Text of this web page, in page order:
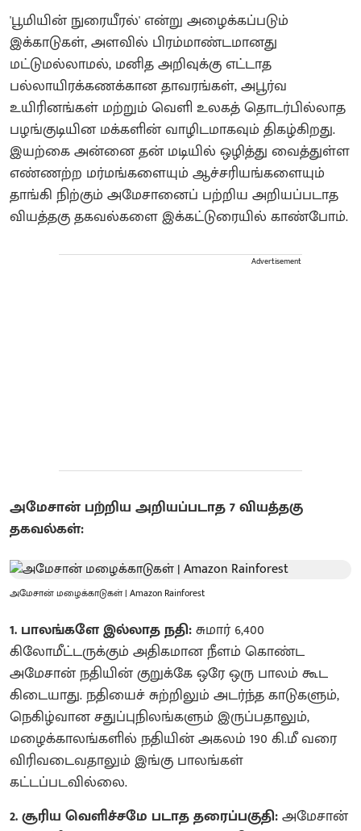
'பூமியின் நுரையீரல்' என்று அழைக்கப்படும்
இக்காடுகள், அளவில் பிரம்மாண்டமானது
மட்டுமல்லாமல், மனித அறிவுக்கு எட்டாத
பல்லாயிரக்கணக்கான தாவரங்கள், அபூர்வ
உயிரினங்கள் மற்றும் வெளி உலகத் தொடர்பில்லாத
பழங்குடியின மக்களின் வாழிடமாகவும் திகழ்கிறது.
இயற்கை அன்னை தன் மடியில் ஒழித்து வைத்துள்ள
எண்ணற்ற மர்மங்களையும் ஆச்சரியங்களையும்
தாங்கி நிற்கும் அமேசானைப் பற்றிய அறியப்படாத
வியத்தகு தகவல்களை இக்கட்டுரையில் காண்போம்.
Advertisement
அமேசான் பற்றிய அறியப்படாத 7 வியத்தகு
தகவல்கள்:
அமேசான் மழைக்காடுகள் | Amazon Rainforest
1. பாலங்களே இல்லாத நதி:சுமார் 6,400
கிலோமீட்டருக்கும் அதிகமான நீளம் கொண்ட
அமேசான் நதியின் குறுக்கே ஒரே ஒரு பாலம் கூட
கிடையாது. நதியைச் சுற்றிலும் அடர்ந்த காடுகளும்,
நெகிழ்வான சதுப்புநிலங்களும் இருப்பதாலும்,
மழைக்காலங்களில் நதியின் அகலம் 190 கி.மீ வரை
விரிவடைவதாலும் இங்கு பாலங்கள்
கட்டப்படவில்லை.
2. சூரிய வெளிச்சமே படாத தரைப்பகுதி:அமேசான்